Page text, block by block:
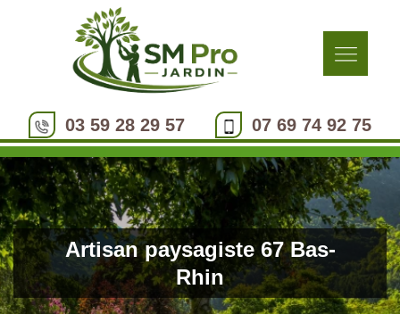
03 59 28 29 57 07 69 74 92 75
Artisan paysagiste 67 Bas-
Rhin